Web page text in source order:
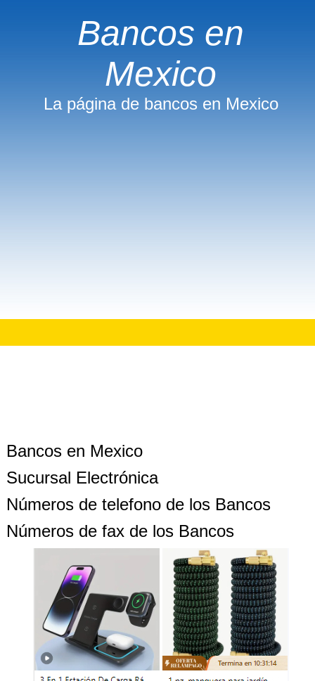
Bancos en
Mexico
La página de bancos en Mexico
Bancos en Mexico
Sucursal Electrónica
Números de telefono de los Bancos
Números de fax de los Bancos